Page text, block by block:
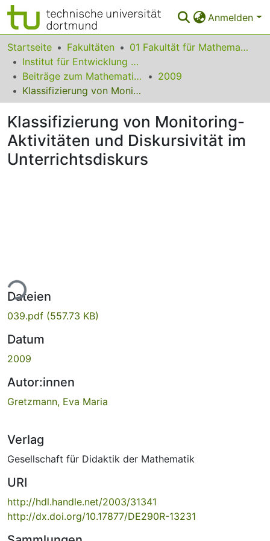
Anmelden
Bereiche & Sammlungen
Das gesamte Repositorium
Statistiken
FAQ
Leitlinien
Zurück zur Startseite
Startseite Fakultäten
01 Fakultät für Mathematik
Institut für Entwicklung und Erforschung des Mathematikunterrichts
Beiträge zum Mathematikunterricht
2009
Klassifizierung von Monitoring-Aktivitäten und Diskursivität im Unterrichtsdiskurs
Klassifizierung von Monitoring-
Aktivitäten und Diskursivität im
Unterrichtsdiskurs
Dateien
039.pdf (557.73 KB)
Datum
2009
Autor:innen
Gretzmann, Eva Maria
Verlag
Gesellschaft für Didaktik der Mathematik
URI
http://hdl.handle.net/2003/31341
http://dx.doi.org/10.17877/DE290R-13231